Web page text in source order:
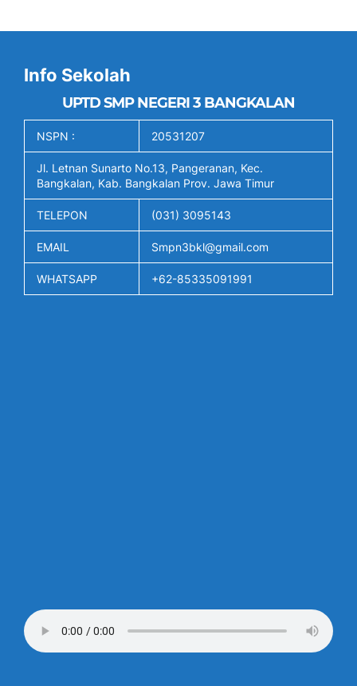
Info Sekolah
UPTD SMP NEGERI 3 BANGKALAN
NSPN : 20531207
Jl. Letnan Sunarto No.13, Pangeranan, Kec.
Bangkalan, Kab. Bangkalan Prov. Jawa Timur
TELEPON (031) 3095143
EMAIL Smpn3bkl@gmail.com
WHATSAPP +62-85335091991